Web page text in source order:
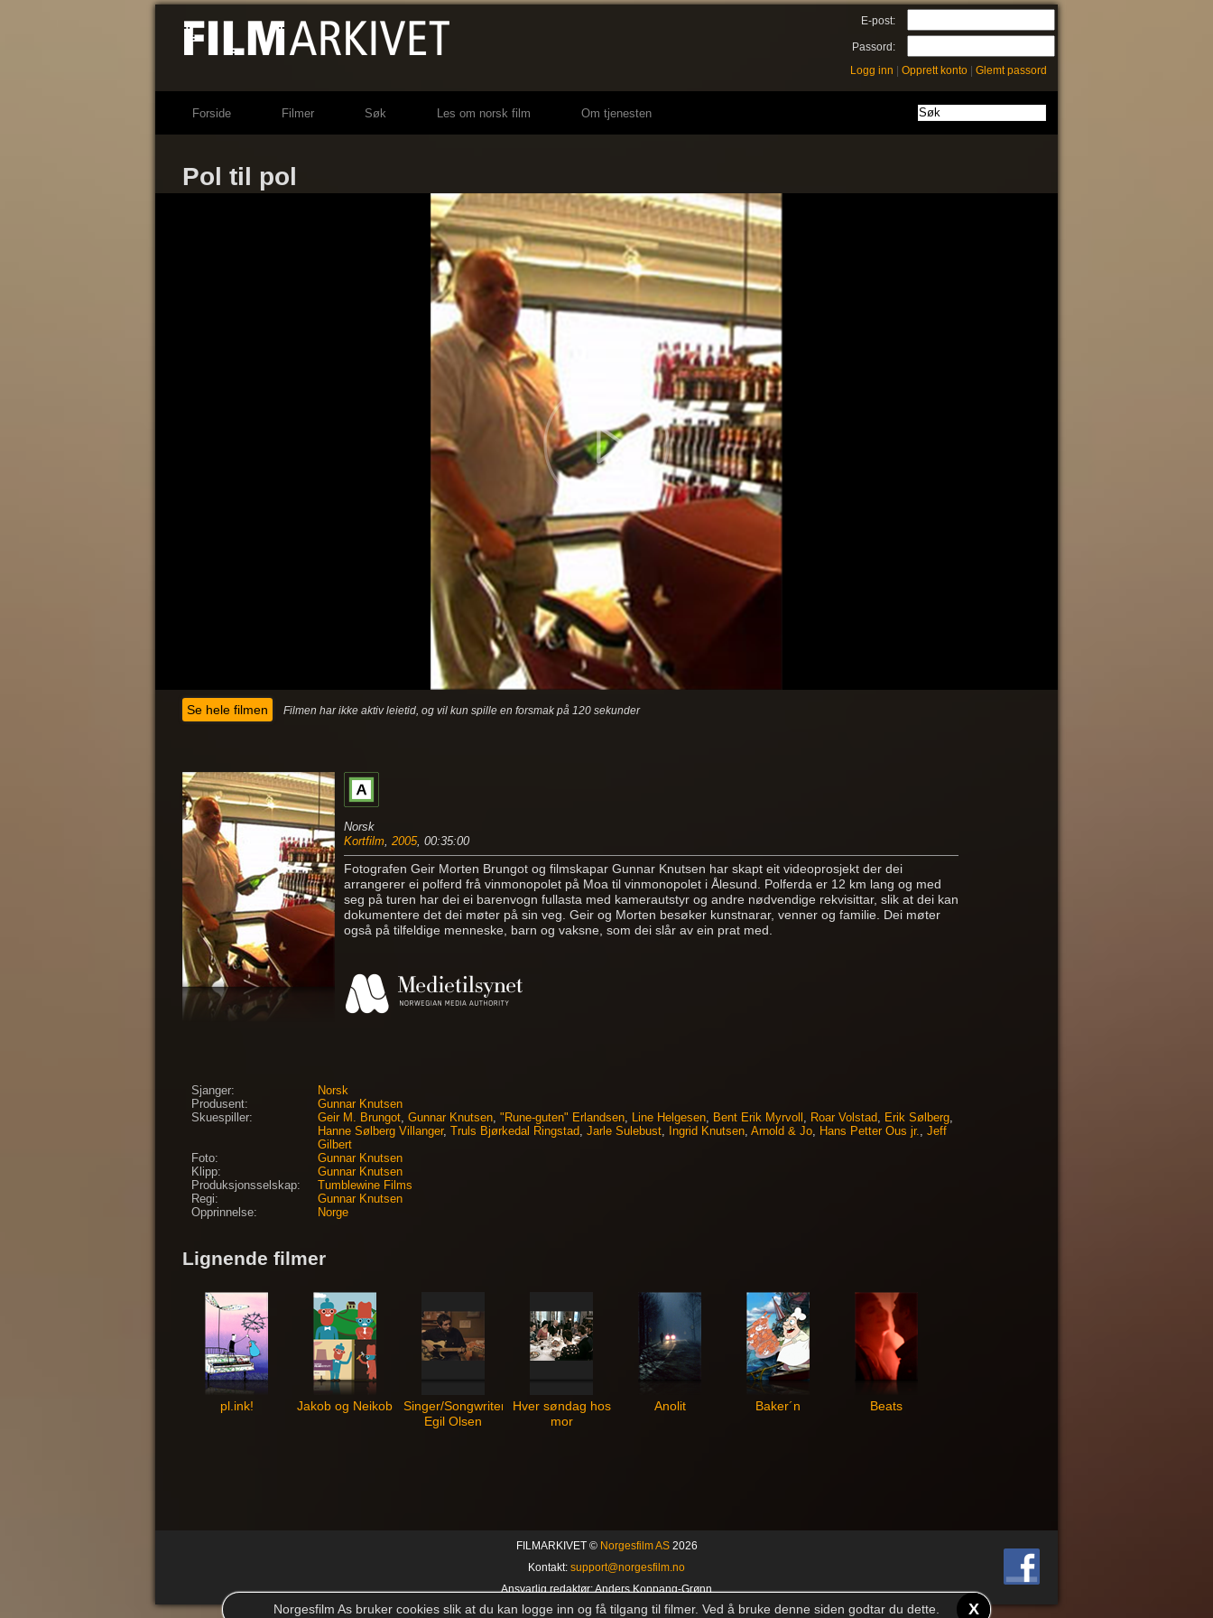
E-post:
Passord:
Logg inn
Opprett konto Glemt passord
Forside Filmer Søk Les om norsk film Om tjenesten
Pol til pol
Se hele filmen Filmen har ikke aktiv leietid, og vil kun spille en forsmak på 120 sekunder
Norsk
Kortfilm, 2005, 00:35:00
Fotografen Geir Morten Brungot og filmskapar Gunnar Knutsen har skapt eit videoprosjekt der dei
arrangerer ei polferd frå vinmonopolet på Moa til vinmonopolet i Ålesund. Polferda er 12 km lang og med
seg på turen har dei ei barenvogn fullasta med kamerautstyr og andre nødvendige rekvisittar, slik at dei kan
dokumentere det dei møter på sin veg. Geir og Morten besøker kunstnarar, venner og familie. Dei møter
også på tilfeldige menneske, barn og vaksne, som dei slår av ein prat med.
Sjanger:
Norsk
Produsent:
Gunnar Knutsen
Skuespiller:
Geir M. Brungot, Gunnar Knutsen, "Rune-guten" Erlandsen, Line Helgesen, Bent Erik Myrvoll , Roar Volstad, Erik Sølberg,
Hanne Sølberg Villanger, Truls Bjørkedal Ringstad, Jarle Sulebust, Ingrid Knutsen, Arnold & Jo, Hans Petter Ous jr., Jeff
Gilbert
Foto:
Gunnar Knutsen
Klipp:
Gunnar Knutsen
Produksjonsselskap:
Tumblewine Films
Regi:
Gunnar Knutsen
Opprinnelse:
Norge
Lignende filmer
pl.ink! Jakob og Neikob
Singer/Songwriter
Egil Olsen
Hver søndag hos
mor
Anolit Baker´n Beats
FILMARKIVET © Norgesfilm AS2026
Kontakt: support@norgesfilm.no
Ansvarlig redaktør: Anders Koppang-Grønn
Norgesfilm As bruker cookies slik at du kan logge inn og få tilgang til filmer. Ved å bruke denne siden godtar du dette. X